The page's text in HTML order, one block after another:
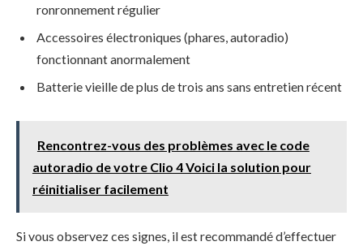
ronronnement régulier
Accessoires électroniques (phares, autoradio)
fonctionnant anormalement
Batterie vieille de plus de trois ans sans entretien récent
Rencontrez-vous des problèmes avec le code
autoradio de votre Clio 4 Voici la solution pour
réinitialiser facilement
Si vous observez ces signes, il est recommandé d’effectuer